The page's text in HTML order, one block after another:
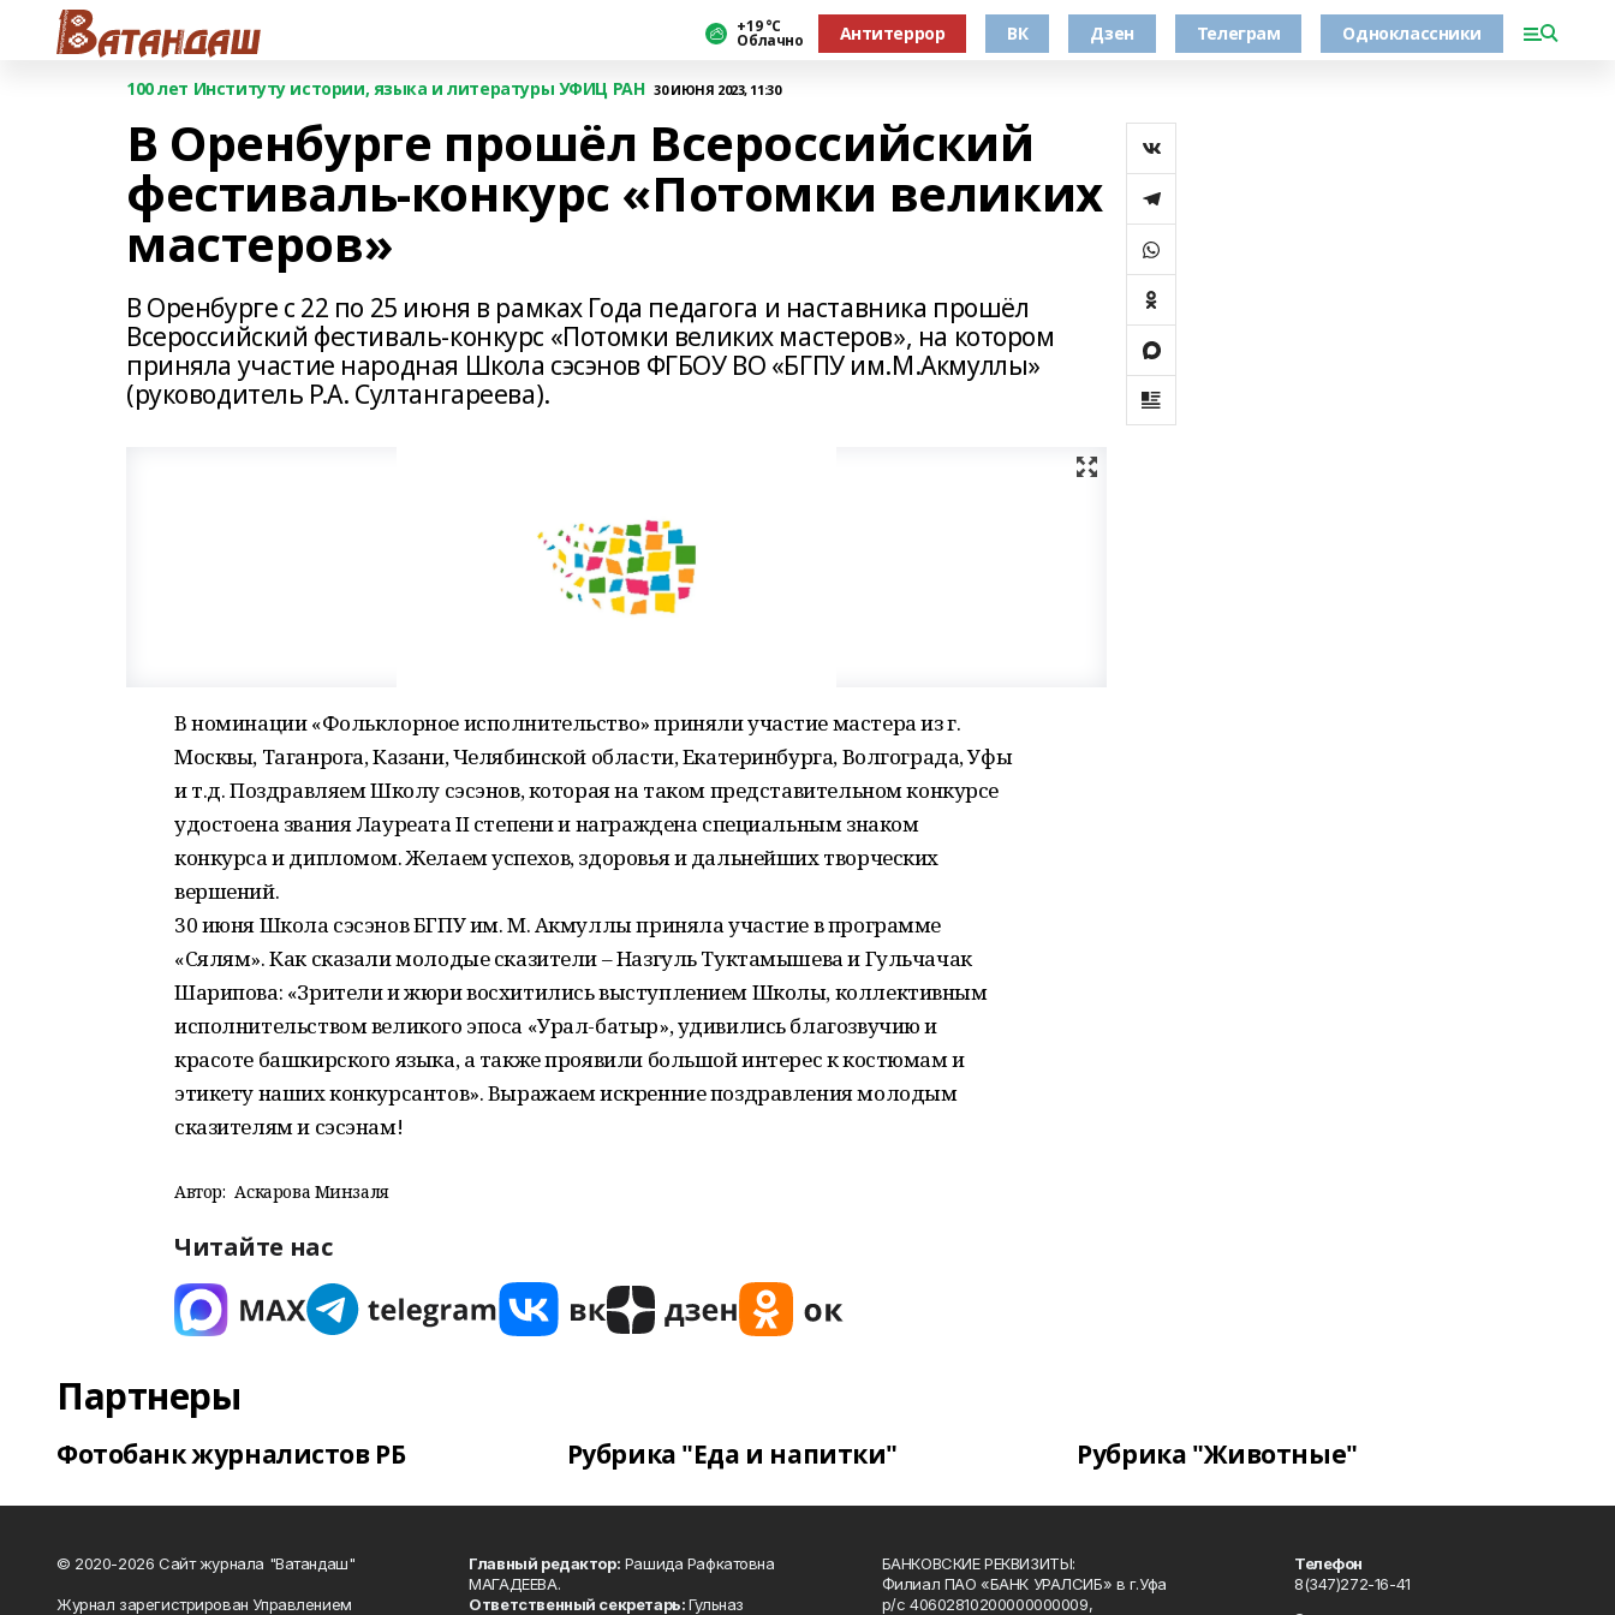
+19 °С
Облачно Антитеррор ВК Дзен Телеграм Одноклассники
100 лет Институту истории, языка и литературы УФИЦ РАН 30 ИЮНЯ 2023, 11:30
В Оренбурге прошёл Всероссийский
фестиваль-конкурс «Потомки великих
мастеров»
В Оренбурге с 22 по 25 июня в рамках Года педагога и наставника прошёл
Всероссийский фестиваль-конкурс «Потомки великих мастеров», на котором
приняла участие народная Школа сэсэнов ФГБОУ ВО «БГПУ им.М.Акмуллы»
(руководитель Р.А. Султангареева).
В номинации «Фольклорное исполнительство» приняли участие мастера из г.
Москвы, Таганрога, Казани, Челябинской области, Екатеринбурга, Волгограда, Уфы
и т.д. Поздравляем Школу сэсэнов, которая на таком представительном конкурсе
удостоена звания Лауреата II степени и награждена специальным знаком
конкурса и дипломом. Желаем успехов, здоровья и дальнейших творческих
вершений.
30 июня Школа сэсэнов БГПУ им. М. Акмуллы приняла участие в программе
«Сялям». Как сказали молодые сказители – Назгуль Туктамышева и Гульчачак
Шарипова: «Зрители и жюри восхитились выступлением Школы, коллективным
исполнительством великого эпоса «Урал-батыр», удивились благозвучию и
красоте башкирского языка, а также проявили большой интерес к костюмам и
этикету наших конкурсантов». Выражаем искренние поздравления молодым
сказителям и сэсэнам!
Автор: Аскарова Минзаля
Читайте нас
Партнеры
Фотобанк журналистов РБ Рубрика "Еда и напитки" Рубрика "Животные"
© 2020-2026 Сайт журнала "Ватандаш"
Журнал зарегистрирован Управлением
Главный редактор: Рашида Рафкатовна
МАГАДЕЕВА.
Ответственный секретарь:Гульназ
БАНКОВСКИЕ РЕКВИЗИТЫ:
Филиал ПАО «БАНК УРАЛСИБ» в г.Уфа
р/с 40602810200000000009,
Телефон
8(347)272-16-41